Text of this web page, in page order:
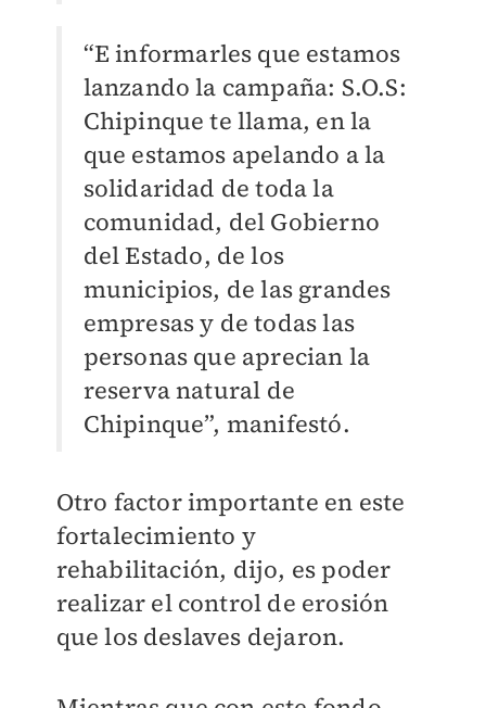
“E informarles que estamos
lanzando la campaña: S.O.S:
Chipinque te llama, en la
que estamos apelando a la
solidaridad de toda la
comunidad, del Gobierno
del Estado, de los
municipios, de las grandes
empresas y de todas las
personas que aprecian la
reserva natural de
Chipinque”, manifestó.
Otro factor importante en este
fortalecimiento y
rehabilitación, dijo, es poder
realizar el control de erosión
que los deslaves dejaron.